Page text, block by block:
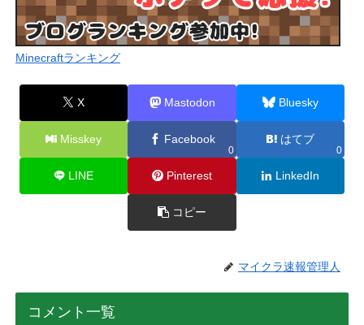
Minecraftランキング
X Mastodon Bluesky
Misskey Facebook
0
はてブ
0
LINE Pinterest LinkedIn
コピー
マイクラ速報管理人
コメント一覧